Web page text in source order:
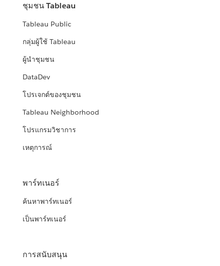
ชุมชน Tableau
Tableau Public
กลุ่มผู้ใช้ Tableau
ผู้นำชุมชน
DataDev
โปรเจกต์ของชุมชน
Tableau Neighborhood
โปรแกรมวิชาการ
เหตุการณ์
พาร์ทเนอร์
ค้นหาพาร์ทเนอร์
เป็นพาร์ทเนอร์
การสนับสนุน